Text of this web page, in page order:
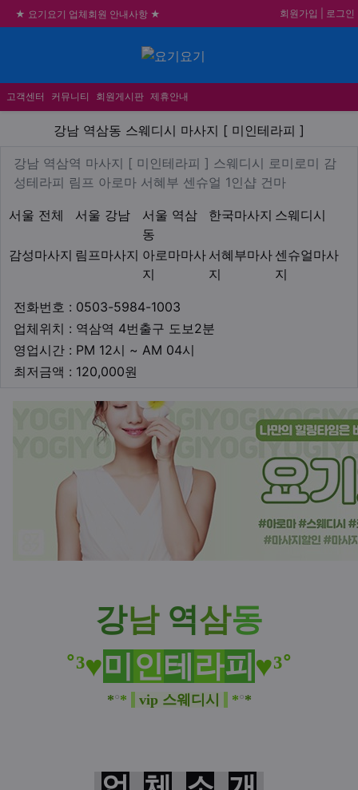
★ 요기요기 업체회원 안내사항 ★
합법적이고 건전한 업체와 광고를 제휴합니다.
★요기요기 설 연휴 휴무 안내★
회원가입 로그인
고객센터 커뮤니티 회원게시판 제휴안내
강남 역삼동 스웨디시 마사지
강남 역삼동 스웨디시 마사지 [ 미인테라피 ]
업체 정보
강남 역삼역 마사지 [ 미인테
강남 역삼역 마사지 [ 미인테라피 ] 스웨디시 로미로미 감
성테라피 림프 아로마 서혜부 센슈얼 1인샵 건마Description
서울 전체 서울 강남
서울 역삼
동
지역1 한국마사지 스웨디시
감성마사지 림프마사지 아로마마사
지
서혜부마사
지
센슈얼마사
지
테마
전화번호 : 0503-5984-1003
업체위치 : 역삼역 4번출구 도보2분
영업시간 : PM 12시 ~ AM 04시
최저금액 : 120,000원
강남 역삼동
˚³♥미 인테 라피 ♥³˚
*°* vip 스웨디시 *°*